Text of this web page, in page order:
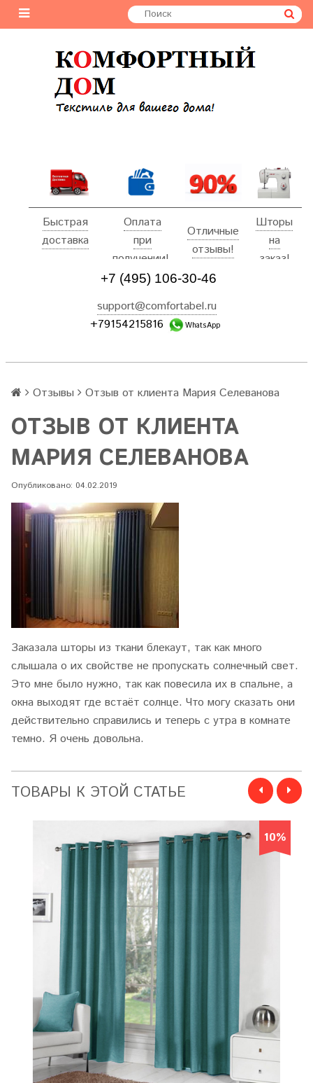
Быстрая
доставка
Оплата
при
получении!
Отличные
отзывы!
Шторы
на
заказ!
+7 (495) 106-30-46
support@comfortabel.ru
+79154215816
WhatsApp
Отзывы Отзыв от клиента Мария Селеванова
ОТЗЫВ ОТ КЛИЕНТА
МАРИЯ СЕЛЕВАНОВА
Опубликовано: 04.02.2019
Заказала шторы из ткани блекаут, так как много
слышала о их свойстве не пропускать солнечный свет.
Это мне было нужно, так как повесила их в спальне, а
окна выходят где встаёт солнце. Что могу сказать они
действительно справились и теперь с утра в комнате
темно. Я очень довольна.
ТОВАРЫ К ЭТОЙ СТАТЬЕ
10%